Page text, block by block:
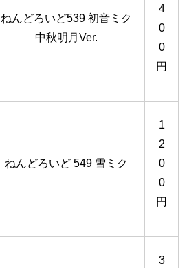
ねんどろいど539 初音ミク
中秋明月Ver.
4
0
0
円
ねんどろいど 549 雪ミク
1
2
0
0
円
3